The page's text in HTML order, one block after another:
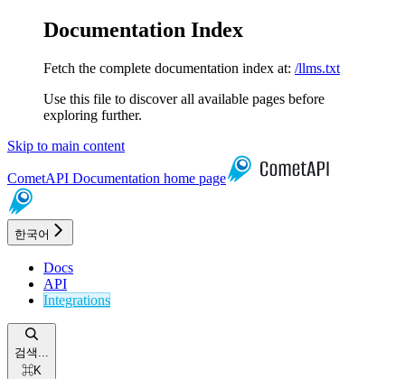
Documentation Index
Fetch the complete documentation index at: /llms.txt
Use this file to discover all available pages before
exploring further.
Skip to main content
CometAPI Documentation home page
한국어
Docs
API
Integrations
검색...
⌘K